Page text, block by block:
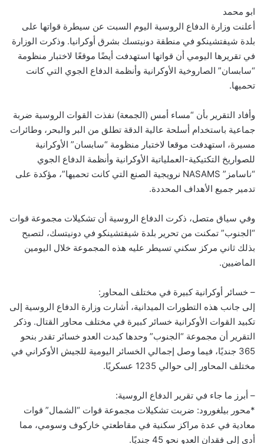
ابو محمد
أعلنت وزارة الدفاع الروسية اليوم السبت عن سيطرة قواتها على
بلدة شيفتشينكو في منطقة دونيتسك بشرق أوكرانيا. وذكرت الوزارة
في تقريرها اليومي أن قواتها استهدفت أيضًا موقعًا لاختبار منظومة
“سابسان” الصاروخية الأوكرانية وأنظمة الدفاع الجوي التي كانت
تحميها.
وأفاد التقرير بأن “مساء أمس (الجمعة) نفذت القوات الروسية ضربة
جماعية باستخدام أسلحة عالية الدقة تطلق من البر والبحر، وطائرات
مسيرة، استهدفت موقعا لاختبار منظومة “سابسان” الأوكرانية
للصواريخ التكتيكية-العملياتية الأوكرانية وأنظمة الدفاع الجوي
“ناسامز” NASAMS نرويجية الصنع التي كانت تحميها”، مؤكدة على
تدمير جميع الأهداف المحددة.
وفي سياق متصل، ذكرت الدفاع الروسية أن تشكيلات مجموعة قوات
“الجنوب” تمكنت من تحرير بلدة شيفتشينكو في دونيتسك، لتصبح
بذلك ثاني مركز سكني تسيطر عليه هذه المجموعة خلال اليومين
الماضيين.
– خسائر أوكرانية كبيرة في مختلف المحاور:
إلى جانب هذه التطورات الميدانية، أشارت وزارة الدفاع الروسية إلى
تكبيد القوات الأوكرانية خسائر كبيرة في مختلف محاور القتال. وذكر
التقرير أن مجموعة “الجنوب” وحدها كبدت العدو خسائر تقدر بنحو
365 جنديًا، فيما وصل إجمالي الخسائر اليومية للجيش الأوكراني في
مختلف المحاور إلى حوالي 1235 عسكريًا.
– أبرز ما جاء في تقرير الدفاع الروسية:
*محور بيلغورود: ضربت تشكيلات مجموعة قوات “الشمال” قوات
معادية في عدة مراكز سكنية في مقاطعتي خاركوف وسومي، مما
أدى إلى فقدان العدو نحو 45 جنديًا.